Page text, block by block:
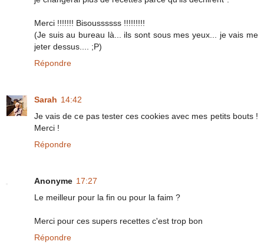
Merci !!!!!!! Bisoussssss !!!!!!!!!
(Je suis au bureau là... ils sont sous mes yeux... je vais me
jeter dessus.... ;P)
Répondre
Sarah 14:42
Je vais de ce pas tester ces cookies avec mes petits bouts !
Merci !
Répondre
Anonyme 17:27
Le meilleur pour la fin ou pour la faim ?
Merci pour ces supers recettes c'est trop bon
Répondre